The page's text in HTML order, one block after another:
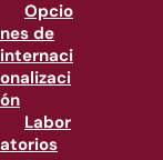
Opcio
nes de
internaci
onalizaci
ón
Labor
atorios